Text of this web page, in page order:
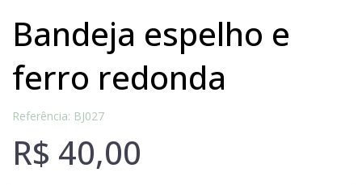
bandeja espelho e
ferro redonda
Referência: BJ027
R$ 40,00